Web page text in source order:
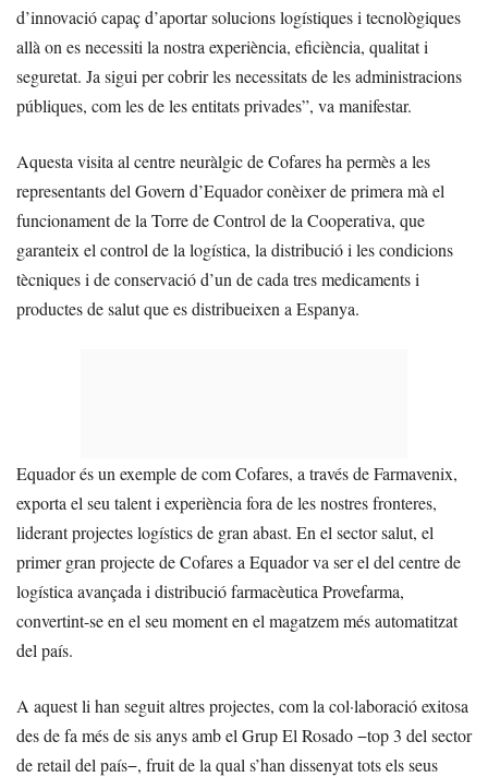
d’innovació capaç d’aportar solucions logístiques i tecnològiques
allà on es necessiti la nostra experiència, eficiència, qualitat i
seguretat. Ja sigui per cobrir les necessitats de les administracions
públiques, com les de les entitats privades”, va manifestar.
Aquesta visita al centre neuràlgic de Cofares ha permès a les
representants del Govern d’Equador conèixer de primera mà el
funcionament de la Torre de Control de la Cooperativa, que
garanteix el control de la logística, la distribució i les condicions
tècniques i de conservació d’un de cada tres medicaments i
productes de salut que es distribueixen a Espanya.
Equador és un exemple de com Cofares, a través de Farmavenix,
exporta el seu talent i experiència fora de les nostres fronteres,
liderant projectes logístics de gran abast. En el sector salut, el
primer gran projecte de Cofares a Equador va ser el del centre de
logística avançada i distribució farmacèutica Provefarma,
convertint-se en el seu moment en el magatzem més automatitzat
del país.
A aquest li han seguit altres projectes, com la col·laboració exitosa
des de fa més de sis anys amb el Grup El Rosado −top 3 del sector
de retail del país−, fruit de la qual s’han dissenyat tots els seus